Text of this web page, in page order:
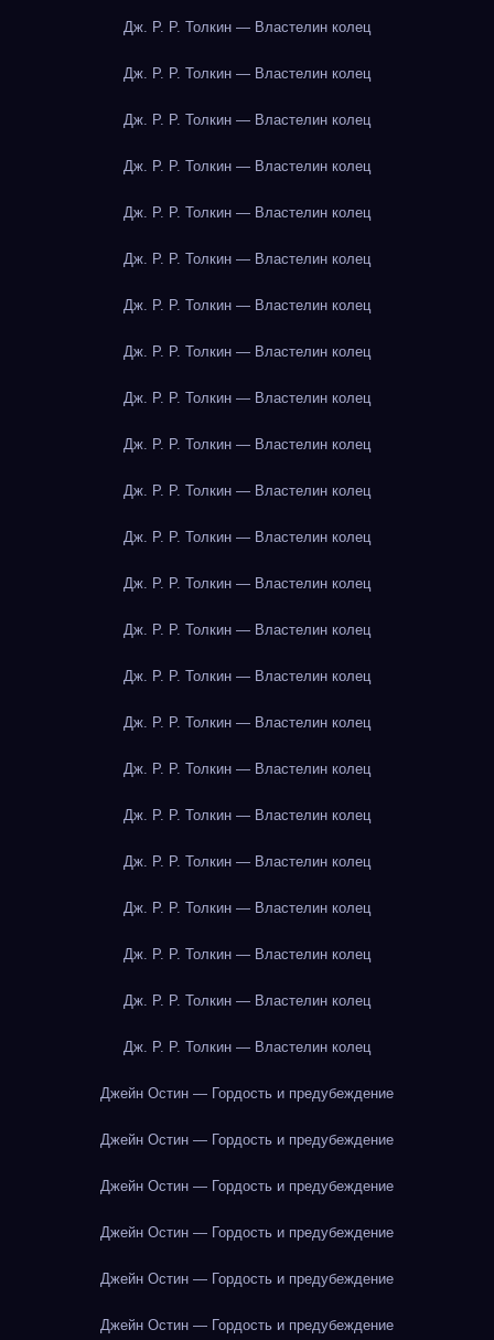
Дж. Р. Р. Толкин — Властелин колец
Дж. Р. Р. Толкин — Властелин колец
Дж. Р. Р. Толкин — Властелин колец
Дж. Р. Р. Толкин — Властелин колец
Дж. Р. Р. Толкин — Властелин колец
Дж. Р. Р. Толкин — Властелин колец
Дж. Р. Р. Толкин — Властелин колец
Дж. Р. Р. Толкин — Властелин колец
Дж. Р. Р. Толкин — Властелин колец
Дж. Р. Р. Толкин — Властелин колец
Дж. Р. Р. Толкин — Властелин колец
Дж. Р. Р. Толкин — Властелин колец
Дж. Р. Р. Толкин — Властелин колец
Дж. Р. Р. Толкин — Властелин колец
Дж. Р. Р. Толкин — Властелин колец
Дж. Р. Р. Толкин — Властелин колец
Дж. Р. Р. Толкин — Властелин колец
Дж. Р. Р. Толкин — Властелин колец
Дж. Р. Р. Толкин — Властелин колец
Дж. Р. Р. Толкин — Властелин колец
Дж. Р. Р. Толкин — Властелин колец
Дж. Р. Р. Толкин — Властелин колец
Дж. Р. Р. Толкин — Властелин колец
Джейн Остин — Гордость и предубеждение
Джейн Остин — Гордость и предубеждение
Джейн Остин — Гордость и предубеждение
Джейн Остин — Гордость и предубеждение
Джейн Остин — Гордость и предубеждение
Джейн Остин — Гордость и предубеждение